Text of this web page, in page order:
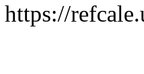
https://